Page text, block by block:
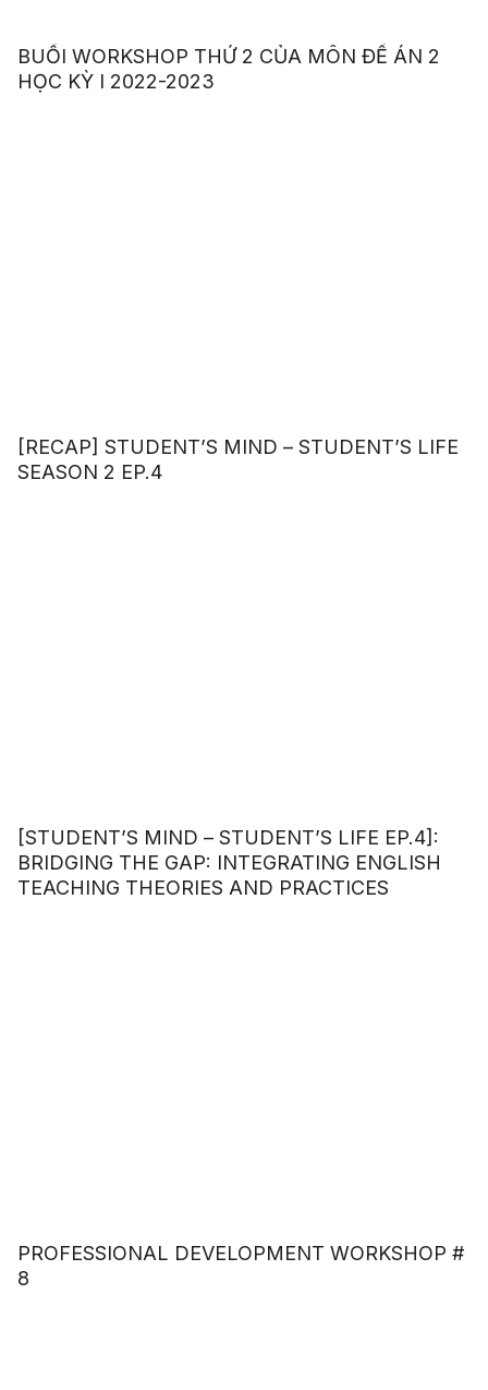
BUỔI WORKSHOP THỨ 2 CỦA MÔN ĐỀ ÁN 2
HỌC KỲ I 2022-2023
[RECAP] STUDENT’S MIND – STUDENT’S LIFE
SEASON 2 EP.4
[STUDENT’S MIND – STUDENT’S LIFE EP.4]:
BRIDGING THE GAP: INTEGRATING ENGLISH
TEACHING THEORIES AND PRACTICES
PROFESSIONAL DEVELOPMENT WORKSHOP #
8